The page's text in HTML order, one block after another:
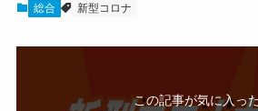
総合 新型コロナ
この記事が気に入っ